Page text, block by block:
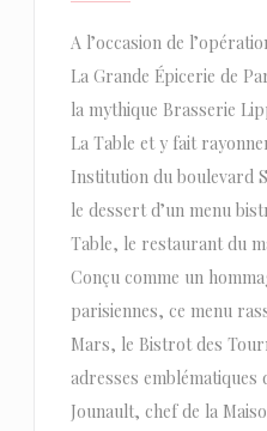
A l’occasion de
La Grande Épicerie de
la mythique Brasserie
La Table et y fait
Institution du boulevard
le dessert d’un menu
Table, le restaurant du
Conçu comme un
parisiennes, ce menu
Mars, le Bistrot des
adresses emblématiques
Jounault, chef de la